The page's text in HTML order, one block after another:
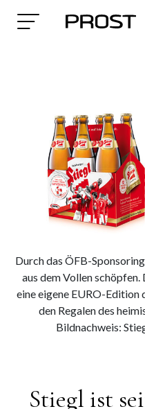
Durch das ÖFB-
aus dem Vollen
eine eigene EURO-
den Regalen des
Bildnachweis:
Stiegl ist